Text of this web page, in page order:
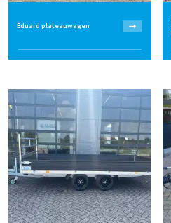
Eduard plateauwagen